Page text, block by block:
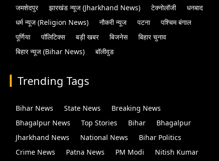
जमशेदपुर
झारखंड न्यूज (Jharkhand News) टेक्नोलॉजी
धनबाद
धर्म न्यूज (Religion News)
नौकरी न्यूज पटना
पश्चिम बंगाल
पूर्णिया
पॉलिटिक्स बड़ी खबर बिजनेस
बिहार चुनाव
बिहार न्यूज (Bihar News)
बॉलीवुड
Trending Tags
Bihar News State News
Breaking News
Bhagalpur News
Top Stories Bihar
Bhagalpur
Jharkhand News
National News
Bihar Politics
Crime News
Patna News PM Modi
Nitish Kumar